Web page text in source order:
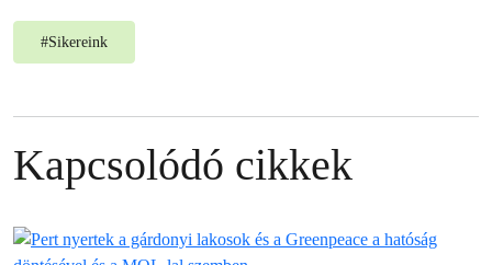
#Sikereink
Kapcsolódó cikkek